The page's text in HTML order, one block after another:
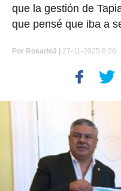
que la gestión de
que pensé que iba a
Por Rosario3 | 27-11-2025 8:26